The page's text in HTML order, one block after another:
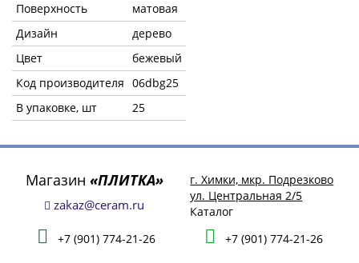
Поверхность
матовая
Дизайн
дерево
Цвет
бежевый
Код производителя 06dbg25
В упаковке, шт
25
Магазин «ПЛИТКА»
zakaz@ceram.ru
г. Химки, мкр. Подрезково
ул. Центральная 2/5
Каталог
+7 (901) 774-21-26
+7 (901) 774-21-26